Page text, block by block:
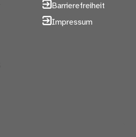
Barrierefreiheit
Impressum